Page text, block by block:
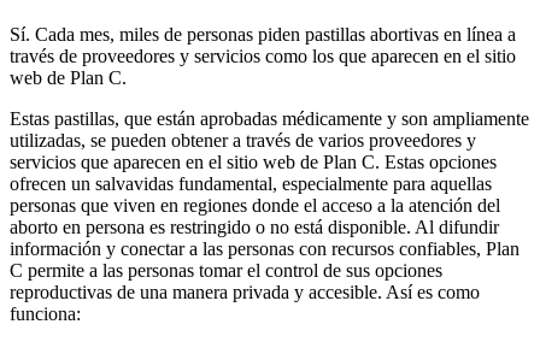
Sí. Cada mes, miles de personas piden pastillas abortivas en línea a
través de proveedores y servicios como los que aparecen en el sitio
web de Plan C.
Estas pastillas, que están aprobadas médicamente y son ampliamente
utilizadas, se pueden obtener a través de varios proveedores y
servicios que aparecen en el sitio web de Plan C. Estas opciones
ofrecen un salvavidas fundamental, especialmente para aquellas
personas que viven en regiones donde el acceso a la atención del
aborto en persona es restringido o no está disponible. Al difundir
información y conectar a las personas con recursos confiables, Plan
C permite a las personas tomar el control de sus opciones
reproductivas de una manera privada y accesible. Así es como
funciona: